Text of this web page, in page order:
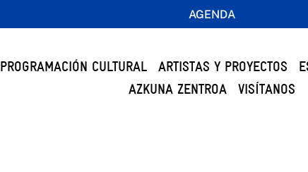
AGENDA
PROGRAMACIÓN CULTURAL ARTISTAS Y PROYECTOS
AZKUNA ZENTROA
VISÍTANOS